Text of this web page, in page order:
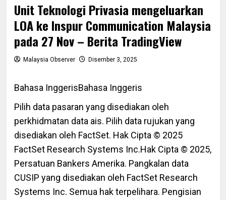
Unit Teknologi Privasia mengeluarkan
LOA ke Inspur Communication Malaysia
pada 27 Nov – Berita TradingView
Malaysia Observer Disember 3, 2025
Bahasa InggerisBahasa Inggeris
Pilih data pasaran yang disediakan oleh
perkhidmatan data ais. Pilih data rujukan yang
disediakan oleh FactSet. Hak Cipta © 2025
FactSet Research Systems Inc.Hak Cipta © 2025,
Persatuan Bankers Amerika. Pangkalan data
CUSIP yang disediakan oleh FactSet Research
Systems Inc. Semua hak terpelihara. Pengisian